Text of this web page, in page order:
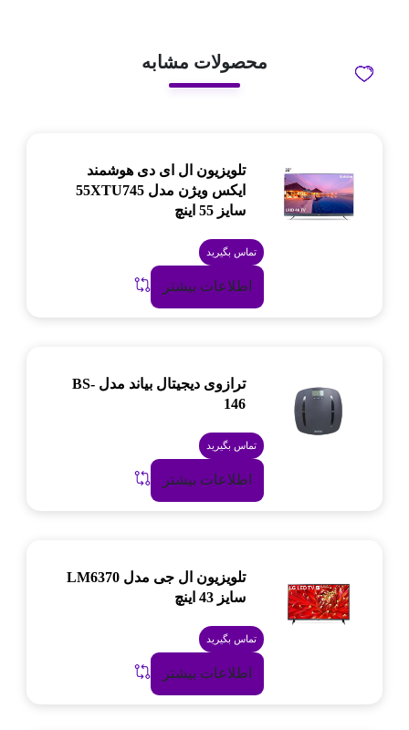
محصولات مشابه
تلویزیون ال ای دی هوشمند
ایکس ویژن مدل 55XTU745
سایز 55 اینچ
تماس بگیرید
اطلاعات بیشتر
ترازوی دیجیتال بیاند مدل BS-
146
تماس بگیرید
اطلاعات بیشتر
تلویزیون ال جی مدل LM6370
سایز 43 اینچ
تماس بگیرید
اطلاعات بیشتر